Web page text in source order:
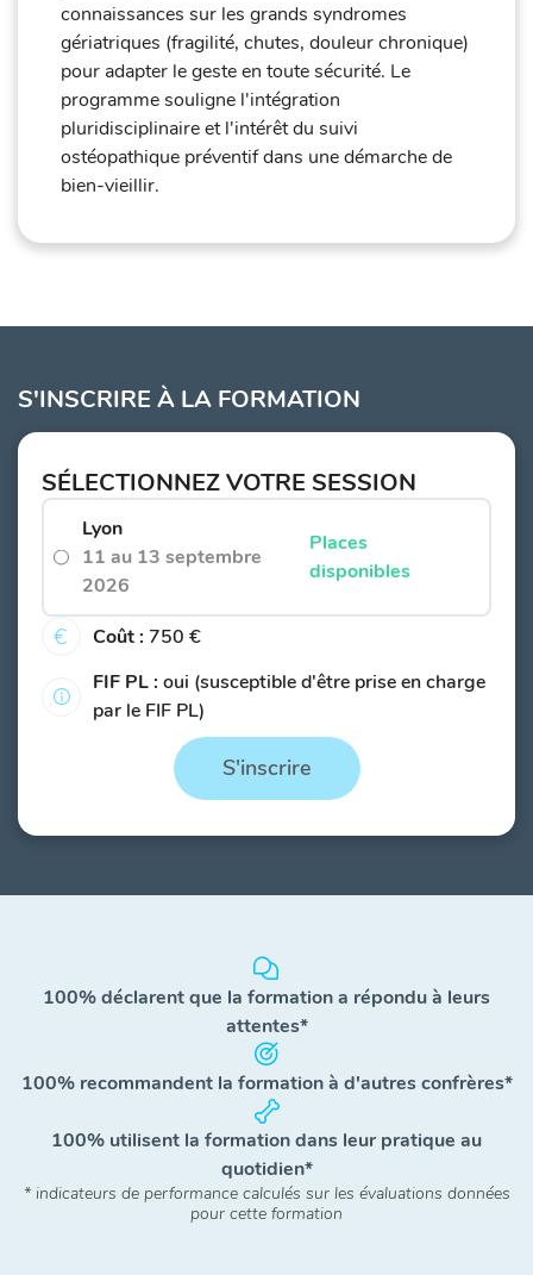
connaissances sur les grands syndromes
gériatriques (fragilité, chutes, douleur chronique)
pour adapter le geste en toute sécurité. Le
programme souligne l'intégration
pluridisciplinaire et l'intérêt du suivi
ostéopathique préventif dans une démarche de
bien-vieillir.
S'INSCRIRE À LA FORMATION
SÉLECTIONNEZ VOTRE SESSION
Lyon
11 au 13 septembre
2026
Places
disponibles
Coût : 750 €
FIF PL : oui (susceptible d'être prise en charge
par le FIF PL)
S'inscrire
100% déclarent que la formation a répondu à leurs
attentes*
100% recommandent la formation à d'autres confrères*
100% utilisent la formation dans leur pratique au
quotidien*
* indicateurs de performance calculés sur les évaluations données
pour cette formation